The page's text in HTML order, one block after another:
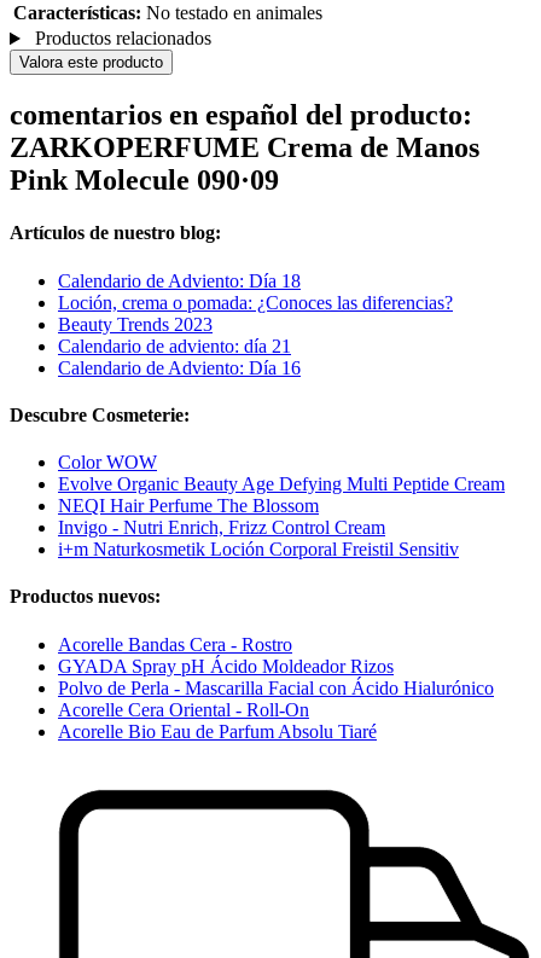
Características: No testado en animales
Productos relacionados
Valora este producto
comentarios en español del producto:
ZARKOPERFUME Crema de Manos
Pink Molecule 090·09
Artículos de nuestro blog:
Calendario de Adviento: Día 18
Loción, crema o pomada: ¿Conoces las diferencias?
Beauty Trends 2023
Calendario de adviento: día 21
Calendario de Adviento: Día 16
Descubre Cosmeterie:
Color WOW
Evolve Organic Beauty Age Defying Multi Peptide Cream
NEQI Hair Perfume The Blossom
Invigo - Nutri Enrich, Frizz Control Cream
i+m Naturkosmetik Loción Corporal Freistil Sensitiv
Productos nuevos:
Acorelle Bandas Cera - Rostro
GYADA Spray pH Ácido Moldeador Rizos
Polvo de Perla - Mascarilla Facial con Ácido Hialurónico
Acorelle Cera Oriental - Roll-On
Acorelle Bio Eau de Parfum Absolu Tiaré